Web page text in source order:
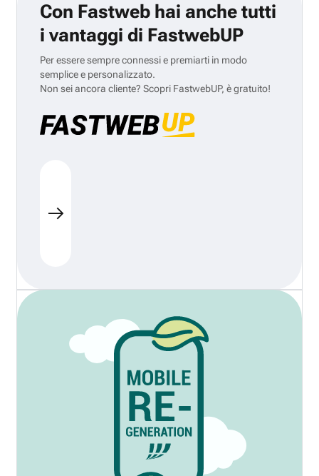
Con Fastweb hai anche tutti
i vantaggi di FastwebUP
Per essere sempre connessi e premiarti in modo
semplice e personalizzato.
Non sei ancora cliente? Scopri FastwebUP, è gratuito!